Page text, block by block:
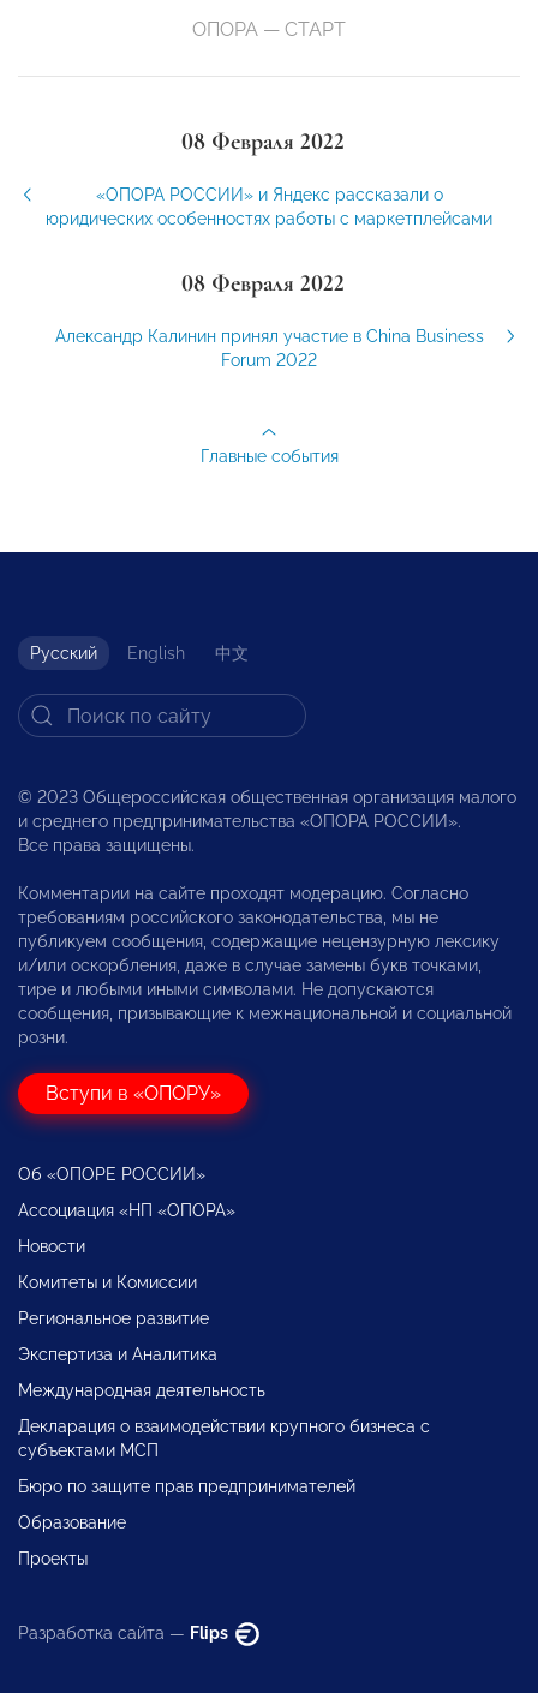
ОПОРА — СТАРТ
08 Февраля 2022
«ОПОРА РОССИИ» и Яндекс рассказали о
юридических особенностях работы с маркетплейсами
08 Февраля 2022
Александр Калинин принял участие в China Business
Forum 2022
Главные события
Русский English 中文
© 2023 Общероссийская общественная организация малого
и среднего предпринимательства «ОПОРА РОССИИ».
Все права защищены.
Комментарии на сайте проходят модерацию. Согласно
требованиям российского законодательства, мы не
публикуем сообщения, содержащие нецензурную лексику
и/или оскорбления, даже в случае замены букв точками,
тире и любыми иными символами. Не допускаются
сообщения, призывающие к межнациональной и социальной
розни.
Вступи в «ОПОРУ»
Об «ОПОРЕ РОССИИ»
Ассоциация «НП «ОПОРА»
Новости
Комитеты и Комиссии
Региональное развитие
Экспертиза и Аналитика
Международная деятельность
Декларация о взаимодействии крупного бизнеса с
субъектами МСП
Бюро по защите прав предпринимателей
Образование
Проекты
Разработка сайта — Flips